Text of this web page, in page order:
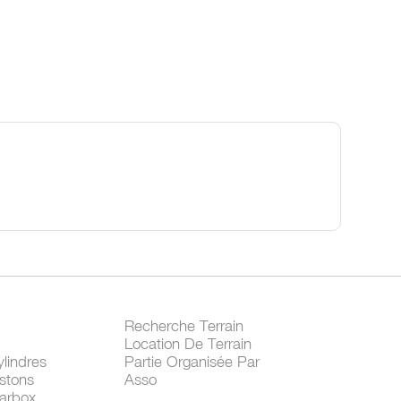
Recherche Terrain
Location De Terrain
Partie Organisée Par
Asso